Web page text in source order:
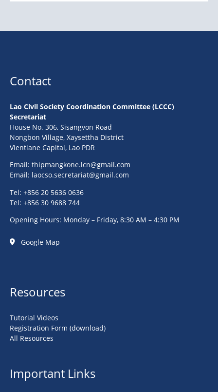
Contact
Lao Civil Society Coordination Committee (LCCC)
Secretariat
House No. 306, Sisangvon Road
Nongbon Village, Xaysettha District
Vientiane Capital, Lao PDR
Email: thipmangkone.lcn@gmail.com
Email: laocso.secretariat@gmail.com
Tel: +856 20 5636 0636
Tel: +856 30 9688 744
Opening Hours: Monday – Friday, 8:30 AM – 4:30 PM
Google Map
Resources
Tutorial Videos
Registration Form (download)
All Resources
Important Links